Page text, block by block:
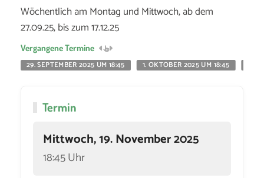
Wöchentlich am Montag und Mittwoch, ab dem
27.09.25, bis zum 17.12.25
Vergangene Termine
29. SEPTEMBER 2025 UM 18:45
1. OKTOBER 2025 UM 18:45
Termin
Mittwoch, 19. November 2025
18:45 Uhr